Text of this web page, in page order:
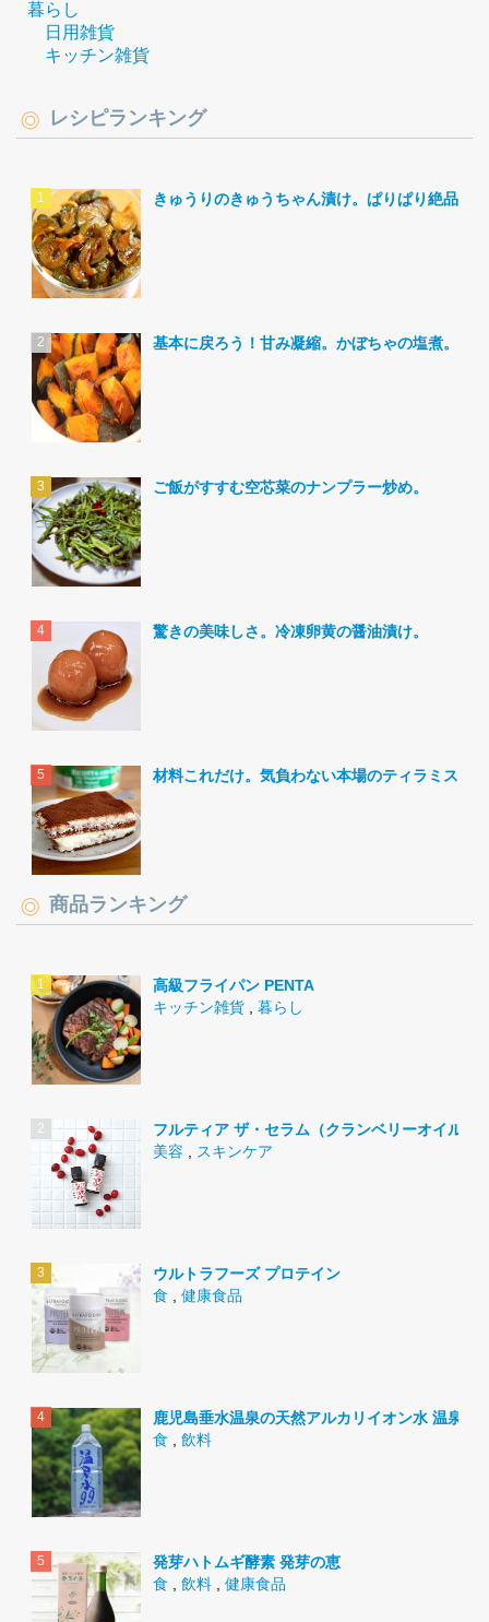
暮らし
日用雑貨
キッチン雑貨
レシピランキング
きゅうりのきゅうちゃん漬け。ぱりぱり絶品。
基本に戻ろう！甘み凝縮。かぼちゃの塩煮。
ご飯がすすむ空芯菜のナンプラー炒め。
驚きの美味しさ。冷凍卵黄の醤油漬け。
材料これだけ。気負わない本場のティラミス。
商品ランキング
高級フライパン PENTA
キッチン雑貨
暮らし
フルティア ザ・セラム（クランベリーオイル）
美容
スキンケア
ウルトラフーズ プロテイン
食
健康食品
鹿児島垂水温泉の天然アルカリイオン水 温泉水
食
飲料
発芽ハトムギ酵素 発芽の恵
食
飲料 健康食品